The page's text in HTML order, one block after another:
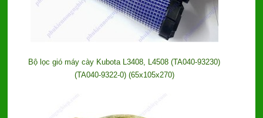
Bộ lọc gió máy cày Kubota L3408, L4508 (TA040-93230)
(TA040-9322-0) (65x105x270)